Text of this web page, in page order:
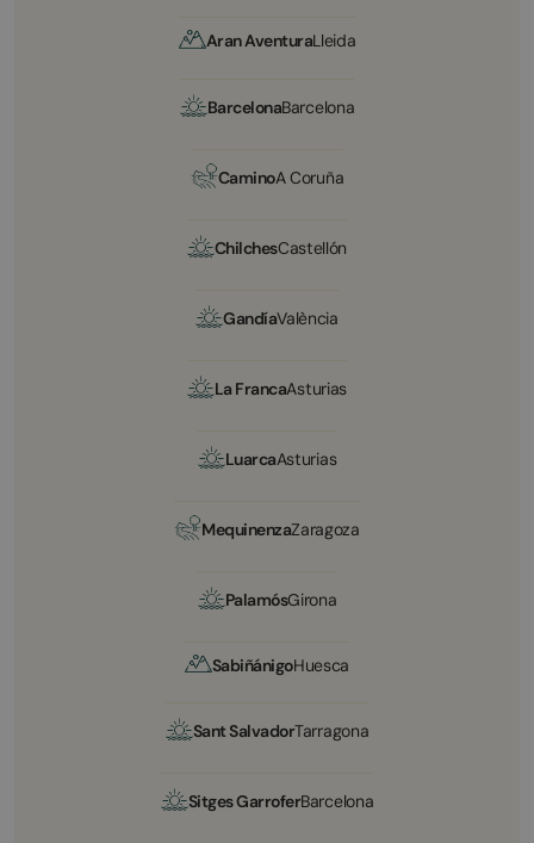
Aran AventuraLleida
BarcelonaBarcelona
CaminoA Coruña
ChilchesCastellón
GandíaValència
La FrancaAsturias
LuarcaAsturias
MequinenzaZaragoza
PalamósGirona
SabiñánigoHuesca
Sant SalvadorTarragona
Sitges GarroferBarcelona